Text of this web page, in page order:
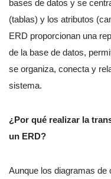
bases de datos y se
(tablas) y los atributos
ERD proporcionan una
de la base de datos,
se organiza, conecta y
sistema.
¿Por qué realizar la
un ERD?
Aunque los diagramas